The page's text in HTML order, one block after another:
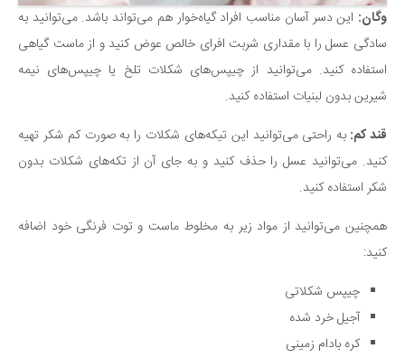
وگان: این دسر آسان مناسب افراد گیاه‌خوار هم می‌تواند باشد. می‌توانید به
سادگی عسل را با مقداری شربت افرای خالص عوض کنید و از ماست گیاهی
استفاده کنید. می‌توانید از چیپس‌های شکلات تلخ یا چیپس‌های نیمه
شیرین بدون لبنیات استفاده کنید.
قند کم: به راحتی می‌توانید این تیکه‌های شکلات را به صورت کم شکر تهیه
کنید. می‌توانید عسل را حذف کنید و به جای آن از تکه‌های شکلات بدون
شکر استفاده کنید.
همچنین می‌توانید از مواد زیر به مخلوط ماست و توت فرنگی خود اضافه
کنید:
چیپس شکلاتی
آجیل خرد شده
کره بادام زمینی